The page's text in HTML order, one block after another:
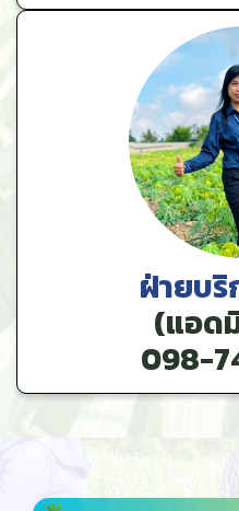
ฝ่ายบริ
(แอด
098-